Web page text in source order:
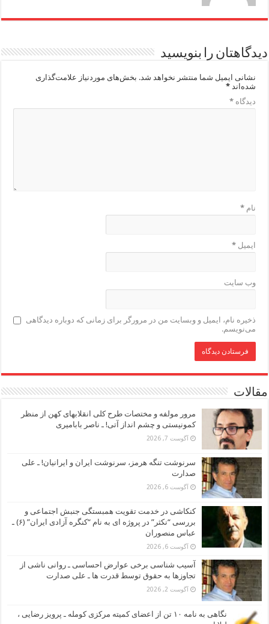
دیدگاهتان را بنویسید
نشانی ایمیل شما منتشر نخواهد شد. بخش‌های موردنیاز علامت‌گذاری
شده‌اند*
دیدگاه*
نام*
ایمیل*
وب‌ سایت
ذخیره نام، ایمیل و وبسایت من در مرورگر برای زمانی که دوباره دیدگاهی
می‌نویسم.
مقالات
مرور مولفه و مختصات طرح کلی انقلابهای کهن از منظر
کمونیستی و چشم انداز آتی! ـ ناصر بابامیری
آگوست 7, 2026
سرنوشت تنگه هرمز، سرنوشت ایران و ایرانیان! ـ علی
صدارت
آگوست 6, 2026
کنکاشی در خدمت تقویت همبستگی جنبش اجتماعی و
بررسی “نکثر” در پروژه ای به نام “کنگره آزادی ایران” (۶) ـ
عباس منصوران
آگوست 6, 2026
آسیب شناسی برخی عوارض احساسی ـ روانی ناشی از
تجاوزها به حقوق توسط قدرت ها ـ علی صدارت
آگوست 2, 2026
نگاهی به نامه ۱۰ تن از اعضای کمیته مرکزی کومله ـ پرویز رضایی ،